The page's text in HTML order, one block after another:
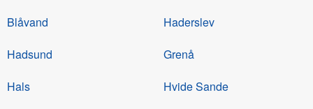
Blåvand
Hadsund
Hals
Haderslev
Grenå
Hvide Sande